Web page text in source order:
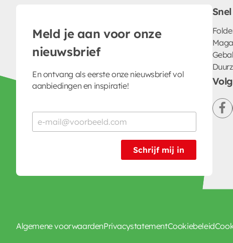
Meld je aan voor onze
nieuwsbrief
En ontvang als eerste onze nieuwsbrief vol
aanbiedingen en inspiratie!
Schrijf mij in
Algemene voorwaardenPrivacystatementCookiebeleid